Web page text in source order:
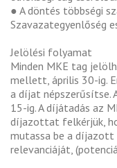
● A döntés többségi
Szavazategyenlőség
Jelölési folyamat
Minden MKE tag
mellett, április 30-ig.
a díjat népszerűsítse.
15-ig. A díjátadás az
díjazottat felkérjük,
mutassa be a díjazott
relevanciáját,